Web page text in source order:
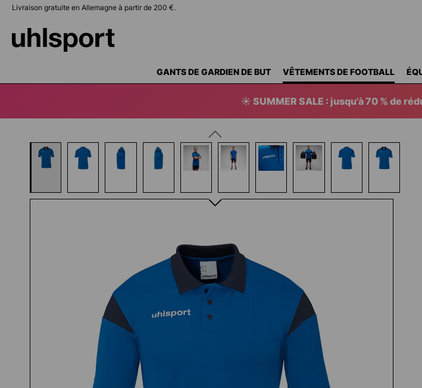
Passer à la navigation principale
Livraison gratuite en Allemagne à partir de 200 €.
GANTS DE GARDIEN DE BUT VÊTEMENTS DE FOOTBALL
☀️ SUMMER SALE : jusqu'à 70 % de
Ignorer la galerie d'images